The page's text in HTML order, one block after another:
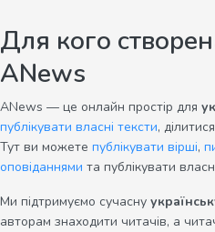
Для кого
ANews
ANews — це онлайн простір для
публікувати власні тексти,
Тут ви можете публікувати вірші,
оповіданнями та публікувати
Ми підтримуємо сучасну
авторам знаходити читачів, а